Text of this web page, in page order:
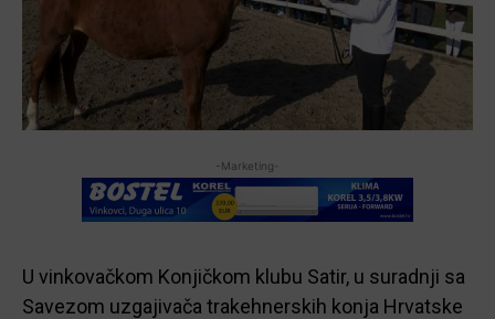
-Marketing-
U vinkovačkom Konjičkom klubu Satir, u suradnji sa
Savezom uzgajivača trakehnerskih konja Hrvatske